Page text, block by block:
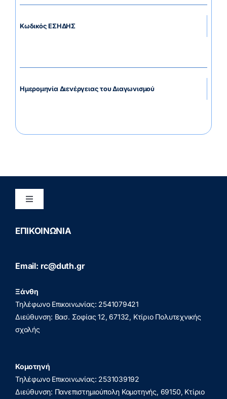
Κωδικός ΕΣΗΔΗΣ
Ημερομηνία Διενέργειας του Διαγωνισμού
Toggle
Διασφάλιση Ποιότητας
(GDPR)
Πολιτική Απορρήτου
ΕΠΙΚΟΙΝΩΝΙΑ
Email: rc@duth.gr
Ξάνθη
Τηλέφωνο Επικοινωνίας: 2541079421
Διεύθυνση: Βασ. Σοφίας 12, 67132, Κτίριο Πολυτεχνικής
σχολής
Κομοτηνή
Τηλέφωνο Επικοινωνίας: 2531039192
Διεύθυνση: Πανεπιστημιούπολη Κομοτηνής, 69150, Κτίριο